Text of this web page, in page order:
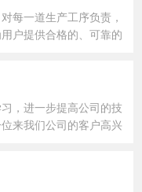
每一道生产工序负责，
户提供合格的、可靠的
，进一步提高公司的技
来我们公司的客户高兴